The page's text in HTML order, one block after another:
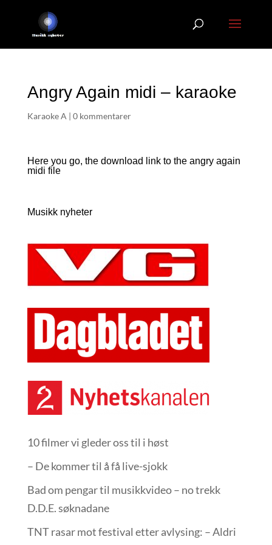
Angry Again midi – karaoke
Karaoke A | 0 kommentarer
Here you go, the download link to the angry again
midi file
Musikk nyheter
10 filmer vi gleder oss til i høst
– De kommer til å få live-sjokk
Bad om pengar til musikkvideo – no trekk
D.D.E. søknadane
TNT rasar mot festival etter avlysing: – Aldri